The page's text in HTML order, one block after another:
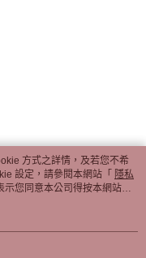
方式之詳情，及若您不希
設定，請參閱本網站「 隱私
示您同意本公司得按本網站使